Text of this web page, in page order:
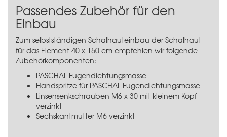
Passendes Zubehör für den
Einbau
Zum selbstständigen Schalhauteinbau der Schalhaut
für das Element 40 x 150 cm empfehlen wir folgende
Zubehörkomponenten:
PASCHAL Fugendichtungsmasse
Handspritze für PASCHAL Fugendichtungsmasse
Linsensenkschrauben M6 x 30 mit kleinem Kopf
verzinkt
Sechskantmutter M6 verzinkt